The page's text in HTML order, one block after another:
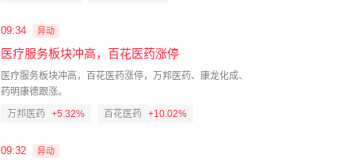
09:34 异动
医疗服务板块冲高，百花医药涨停
医疗服务板块冲高，百花医药涨停，万邦医药、康龙化成、
药明康德跟涨。
万邦医药
+5.32% 百花医药 +10.02%
09:32 异动